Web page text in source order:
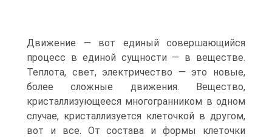
Движение — вот единый совершающийся
процесс в единой сущности — в веществе.
Теплота, свет, электричество — это новые,
более сложные движения. Вещество,
кристаллизующееся многогранником в одном
случае, кристаллизуется клеточкой в другом,
вот и все. От состава и формы клеточки